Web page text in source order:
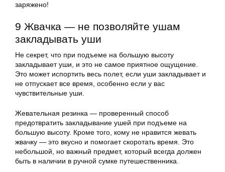
заряжено!
9 Жвачка — не позволяйте ушам
закладывать уши
Не секрет, что при подъеме на большую высоту
закладывает уши, и это не самое приятное ощущение.
Это может испортить весь полет, если уши закладывает и
не отпускает все время, особенно если у вас
чувствительные уши.
Жевательная резинка — проверенный способ
предотвратить закладывание ушей при подъеме на
большую высоту. Кроме того, кому не нравится жевать
жвачку — это вкусно и помогает скоротать время. Это
небольшой, но важный предмет, который всегда должен
быть в наличии в ручной сумке путешественника.